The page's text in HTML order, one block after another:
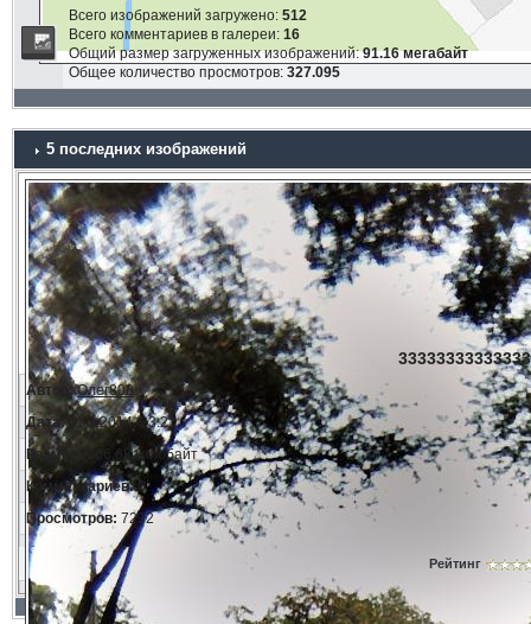
Всего изображений загружено: 512
Всего комментариев в галереи: 16
Общий размер загруженных изображений:91.16 мегабайт
Общее количество просмотров: 327.095
5 последних изображений
Автор: Олег808
Дата: 11.3.2014, 23:21
Размер:
166.68 килобайт
Комментариев:0
Просмотров: 7232
Рейтинг